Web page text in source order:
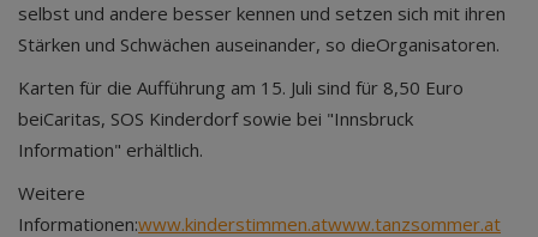
selbst und andere besser kennen und setzen sich mit ihren
Stärken und Schwächen auseinander, so dieOrganisatoren.
Karten für die Aufführung am 15. Juli sind für 8,50 Euro
beiCaritas, SOS Kinderdorf sowie bei "Innsbruck
Information" erhältlich.
Weitere
Informationen:www.kinderstimmen.atwww.tanzsommer.at